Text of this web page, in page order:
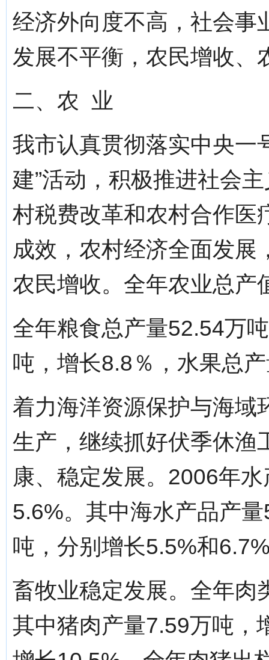
经济外向度不高，社会事
发展不平衡，农民增收、
二、农 业
我市认真贯彻落实中央一
建”活动，积极推进社会
村税费改革和农村合作医
成效，农村经济全面发展
农民增收。全年农业总产
全年粮食总产量52.54万
吨，增长8.8％，水果总
着力海洋资源保护与海域
生产，继续抓好伏季休渔
康、稳定发展。2006年
5.6%。其中海水产品产
吨，分别增长5.5%和
畜牧业稳定发展。全年肉
其中猪肉产量7.59万吨，